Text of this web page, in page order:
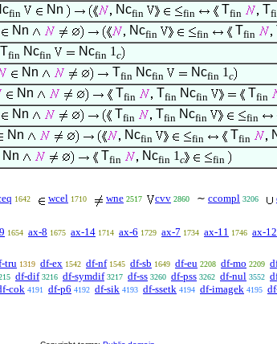
fin Nn Ncfin fin Tfin T
Nn Ncfin fin Tfin
Tfin Ncfin Ncfin 1 c
Nn Tfin Ncfin Ncfin 1 c
Nn Tfin Tfin Ncfin Tfin
Nn Tfin Tfin Ncfin fin
Nn Ncfin fin Tfin
Nn Tfin Ncfin 1 c
fin
1642 wcel 1710 wne 2517 cvv 2860 ∼ ccompl 3206
1654 ax-8 1675 ax-14 1714 ax-6 1729 ax-7 1734 ax-11 1746 ax-12
tru 1319 df-ex 1542 df-nf 1545 df-sb 1649 df-eu 2208 df-mo 2209
df-dif 3216 df-symdif 3217 df-ss 3260 df-pss 3262 df-nul 3552
cok 4191 df-p6 4192 df-sik 4193 df-ssetk 4194 df-imagek 4195